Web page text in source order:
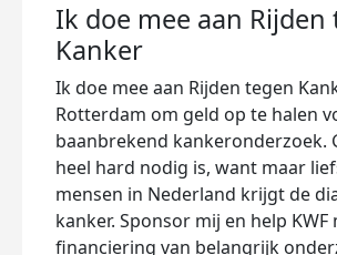
Ik doe mee aan Rijden
Kanker
Ik doe mee aan Rijden tegen
Rotterdam om geld op te halen
baanbrekend kankeronderzoek.
heel hard nodig is, want maar
mensen in Nederland krijgt de
kanker. Sponsor mij en help KWF
financiering van belangrijk